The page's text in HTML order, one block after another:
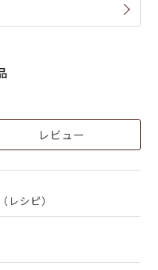
レビュー
シピ）